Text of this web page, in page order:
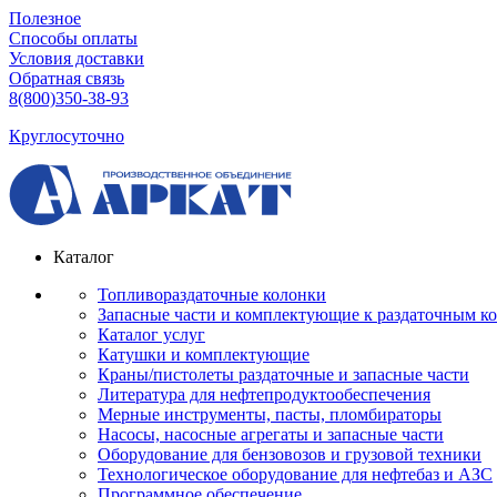
Полезное
Способы оплаты
Условия доставки
Обратная связь
8(800)350-38-93
Круглосуточно
Каталог
Топливораздаточные колонки
Запасные части и комплектующие к раздаточным
Каталог услуг
Катушки и комплектующие
Краны/пистолеты раздаточные и запасные части
Литература для нефтепродуктообеспечения
Мерные инструменты, пасты, пломбираторы
Насосы, насосные агрегаты и запасные части
Оборудование для бензовозов и грузовой техники
Технологическое оборудование для нефтебаз и АЗС